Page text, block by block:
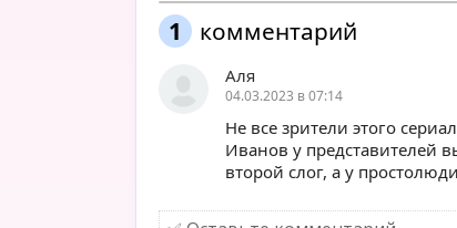
1 комментарий
Аля
04.03.2023 в 07:14
Не все зрители этого
Иванов у представителей
второй слог, а у